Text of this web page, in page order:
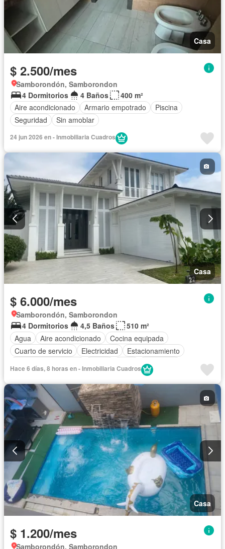
Casa
$ 2.500/mes
Samborondón, Samborondon
4 Dormitorios
4 Baños
400 m²
Aire acondicionado
Armario empotrado
Piscina
Seguridad
Sin amoblar
24 jun 2026 en - Inmobiliaria Cuadros
Casa
$ 6.000/mes
Samborondón, Samborondon
4 Dormitorios
4,5 Baños
510 m²
Agua
Aire acondicionado
Cocina equipada
Cuarto de servicio
Electricidad
Estacionamiento
Seguridad
Hace 6 días, 8 horas en - Inmobiliaria Cuadros
Casa
$ 1.200/mes
Samborondón, Samborondon